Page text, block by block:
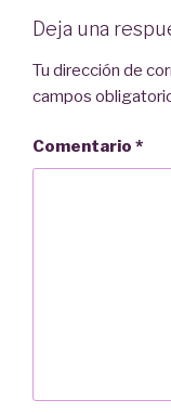
Deja una
Tu dirección de
campos
Comentario *